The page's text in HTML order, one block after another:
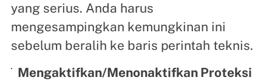
yang serius. Anda harus
mengesampingkan kemungkinan ini
sebelum beralih ke baris perintah teknis.
Mengaktifkan/Menonaktifkan Proteksi